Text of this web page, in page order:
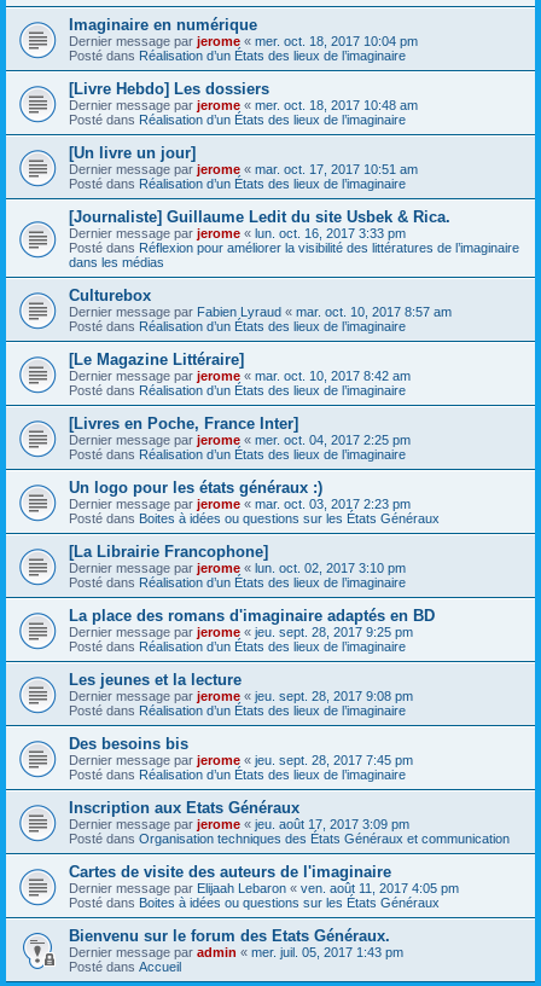
Imaginaire en numérique
Dernier message par jerome « mer. oct. 18, 2017 10:04 pm
Posté dans Réalisation d’un États des lieux de l’imaginaire
[Livre Hebdo] Les dossiers
Dernier message par jerome « mer. oct. 18, 2017 10:48 am
Posté dans Réalisation d’un États des lieux de l’imaginaire
[Un livre un jour]
Dernier message par jerome « mar. oct. 17, 2017 10:51 am
Posté dans Réalisation d’un États des lieux de l’imaginaire
[Journaliste] Guillaume Ledit du site Usbek & Rica.
Dernier message par jerome « lun. oct. 16, 2017 3:33 pm
Posté dans Réflexion pour améliorer la visibilité des littératures de l’imaginaire
dans les médias
Culturebox
Dernier message par Fabien Lyraud « mar. oct. 10, 2017 8:57 am
Posté dans Réalisation d’un États des lieux de l’imaginaire
[Le Magazine Littéraire]
Dernier message par jerome « mar. oct. 10, 2017 8:42 am
Posté dans Réalisation d’un États des lieux de l’imaginaire
[Livres en Poche, France Inter]
Dernier message par jerome « mer. oct. 04, 2017 2:25 pm
Posté dans Réalisation d’un États des lieux de l’imaginaire
Un logo pour les états généraux :)
Dernier message par jerome « mar. oct. 03, 2017 2:23 pm
Posté dans Boites à idées ou questions sur les États Généraux
[La Librairie Francophone]
Dernier message par jerome « lun. oct. 02, 2017 3:10 pm
Posté dans Réalisation d’un États des lieux de l’imaginaire
La place des romans d'imaginaire adaptés en BD
Dernier message par jerome « jeu. sept. 28, 2017 9:25 pm
Posté dans Réalisation d’un États des lieux de l’imaginaire
Les jeunes et la lecture
Dernier message par jerome « jeu. sept. 28, 2017 9:08 pm
Posté dans Réalisation d’un États des lieux de l’imaginaire
Des besoins bis
Dernier message par jerome « jeu. sept. 28, 2017 7:45 pm
Posté dans Réalisation d’un États des lieux de l’imaginaire
Inscription aux Etats Généraux
Dernier message par jerome « jeu. août 17, 2017 3:09 pm
Posté dans Organisation techniques des États Généraux et communication
Cartes de visite des auteurs de l'imaginaire
Dernier message par Elijaah Lebaron « ven. août 11, 2017 4:05 pm
Posté dans Boites à idées ou questions sur les États Généraux
Bienvenu sur le forum des Etats Généraux.
Dernier message par admin « mer. juil. 05, 2017 1:43 pm
Posté dans Accueil